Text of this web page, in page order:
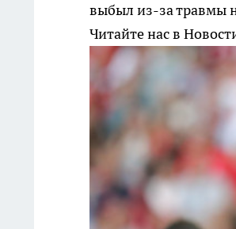
выбыл из-за травмы
Читайте нас в